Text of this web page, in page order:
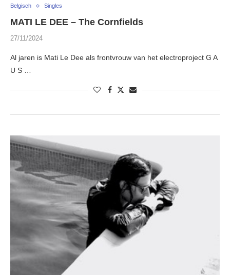
Belgisch Singles
MATI LE DEE – The Cornfields
27/11/2024
Al jaren is Mati Le Dee als frontvrouw van het electroproject G A
U S …